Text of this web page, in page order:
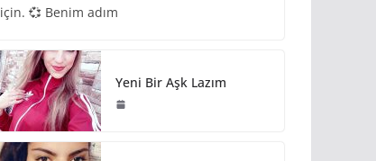
için. 💞 Benim adım
Yeni Bir Aşk Lazım